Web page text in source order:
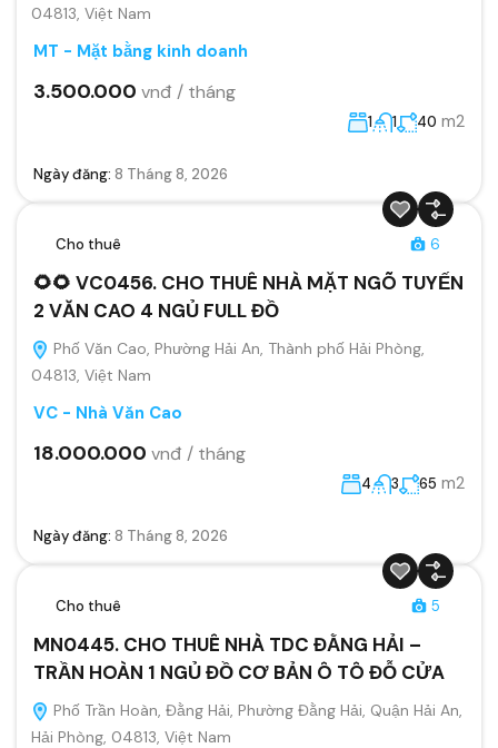
04813, Việt Nam
MT - Mặt bằng kinh doanh
3.500.000 vnđ / tháng
1 1 40 m2
Ngày đăng: 8 Tháng 8, 2026
Cho thuê 6
🌻🌻 VC0456. CHO THUÊ NHÀ MẶT NGÕ TUYẾN
2 VĂN CAO 4 NGỦ FULL ĐỒ
Phố Văn Cao, Phường Hải An, Thành phố Hải Phòng,
04813, Việt Nam
VC - Nhà Văn Cao
18.000.000 vnđ / tháng
4 3 65 m2
Ngày đăng: 8 Tháng 8, 2026
Cho thuê 5
MN0445. CHO THUÊ NHÀ TDC ĐẰNG HẢI –
TRẦN HOÀN 1 NGỦ ĐỒ CƠ BẢN Ô TÔ ĐỖ CỬA
Phố Trần Hoàn, Đằng Hải, Phường Đằng Hải, Quận Hải An,
Hải Phòng, 04813, Việt Nam